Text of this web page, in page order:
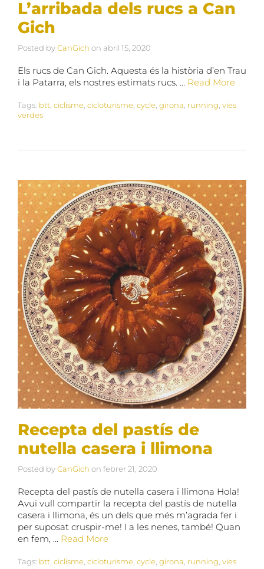
L’arribada dels rucs a Can
Gich
Posted byCanGich on abril 15, 2020
Els rucs de Can Gich. Aquesta és la història d’en Trau
i la Patarra, els nostres estimats rucs. … Read More
Tags: btt, ciclisme, cicloturisme, cycle, girona, running, vies
verdes
Recepta del pastís de
nutella casera i llimona
Posted byCanGich on febrer 21, 2020
Recepta del pastís de nutella casera i llimona Hola!
Avui vull compartir la recepta del pastís de nutella
casera i llimona, és un dels que més m’agrada fer i
per suposat cruspir-me! I a les nenes, també! Quan
en fem, … Read More
Tags: btt, ciclisme, cicloturisme, cycle, girona, running, vies